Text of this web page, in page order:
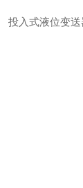
投入式液位变